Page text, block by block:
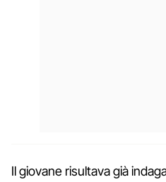
Il giovane risultava già